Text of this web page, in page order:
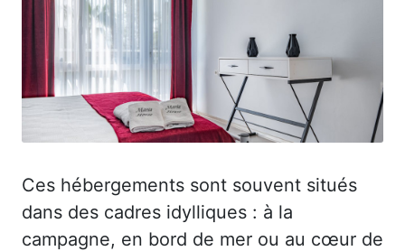
Ces hébergements sont souvent situés
dans des cadres idylliques : à la
campagne, en bord de mer ou au cœur de